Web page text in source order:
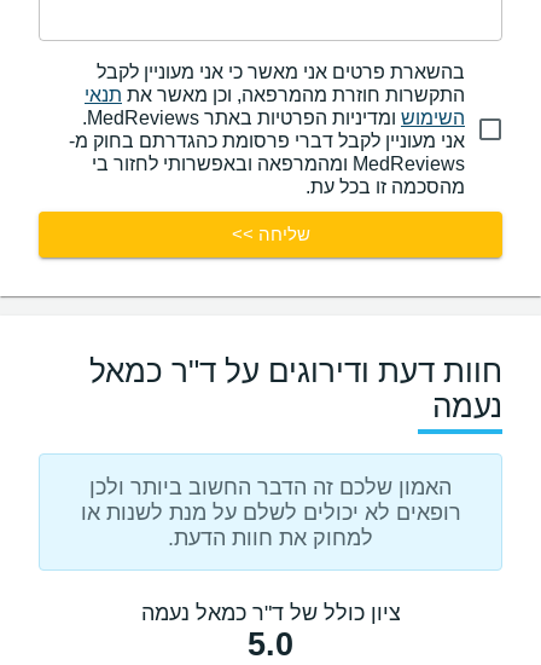
בהשארת פרטים אני מאשר כי אני מעוניין לקבל
התקשרות חוזרת מהמרפאה, וכן מאשר את תנאי
השימוש
ומדיניות הפרטיות באתר MedReviews.
אני מעוניין לקבל דברי פרסומת כהגדרתם בחוק מ-
MedReviews ומהמרפאה ובאפשרותי לחזור בי
מהסכמה זו בכל עת.
שליחה >>
חוות דעת ודירוגים על ד"ר כמאל
נעמה
האמון שלכם זה הדבר החשוב ביותר ולכן
רופאים לא יכולים לשלם על מנת לשנות או
למחוק את חוות הדעת.
ציון כולל של ד"ר כמאל נעמה
5.0